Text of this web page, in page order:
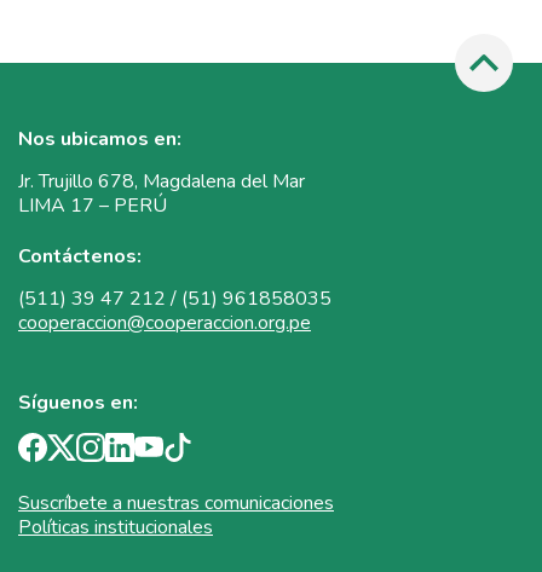
Nos ubicamos en:
Jr. Trujillo 678, Magdalena del Mar
LIMA 17 – PERÚ
Contáctenos:
(511) 39 47 212 / (51) 961858035
cooperaccion@cooperaccion.org.pe
Síguenos en:
Suscríbete a nuestras comunicaciones
Políticas institucionales